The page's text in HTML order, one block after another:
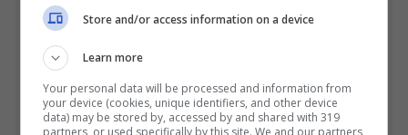
Ecco tutto quello che devi sapere – renaultnews.it
Per evitare spiacevoli sorprese sotto forma di
multe salate è consigliabile adottare metodi
Store and/or access information on a device
Learn more
Your personal data will be processed and information from
your device (cookies, unique identifiers, and other device
data) may be stored by, accessed by and shared with 319
partners, or used specifically by this site. We and our partners